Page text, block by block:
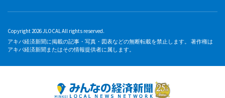
Copyright 2026 JLOCAL All rights reserved.
アキバ経済新聞に掲載の記事・写真・図表などの無断転載を禁止します。 著作権は
アキバ経済新聞またはその情報提供者に属します。